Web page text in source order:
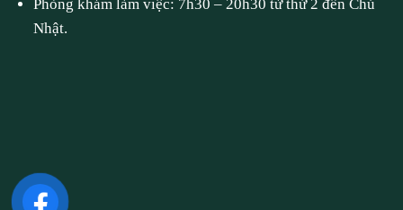
Phòng khám làm việc: 7h30 – 20h30 từ thứ 2 đến Chủ
Nhật.